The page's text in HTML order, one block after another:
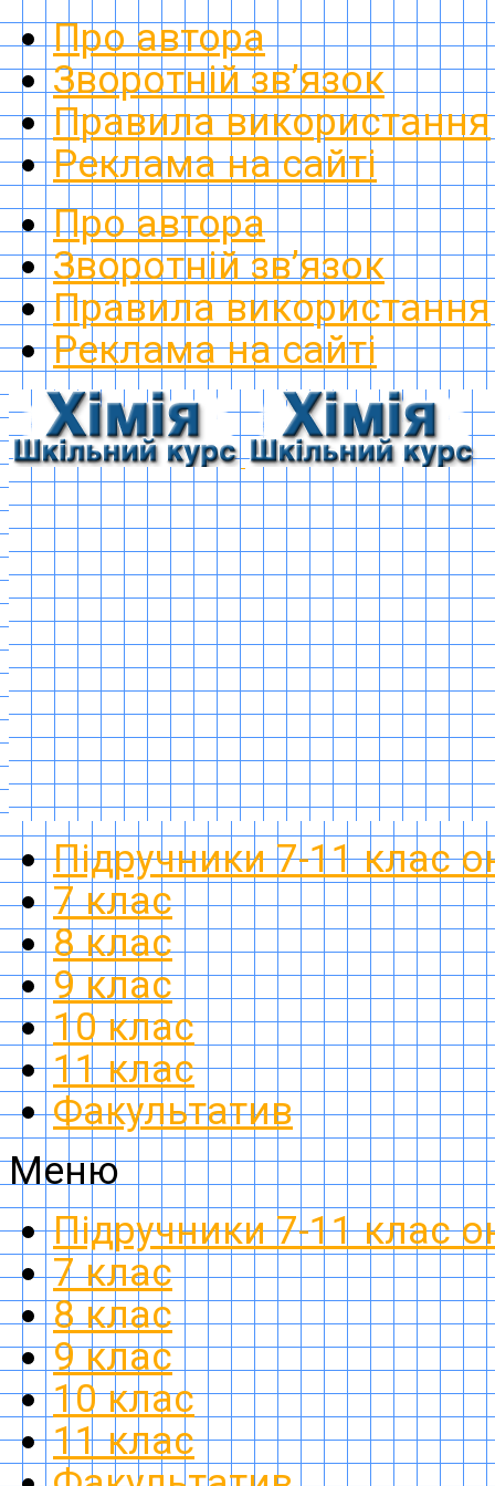
Про автора
Зворотній зв’язок
Правила використання
Реклама на сайті
Про автора
Зворотній зв’язок
Правила використання
Реклама на сайті
Підручники 7-11 клас
7 клас
8 клас
9 клас
10 клас
11 клас
Факультатив
Меню
Підручники 7-11 клас
7 клас
8 клас
9 клас
10 клас
11 клас